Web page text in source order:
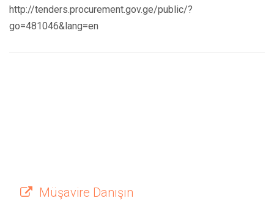
http://tenders.procurement.gov.ge/public/?
go=481046&lang=en
Müşavire Danışın